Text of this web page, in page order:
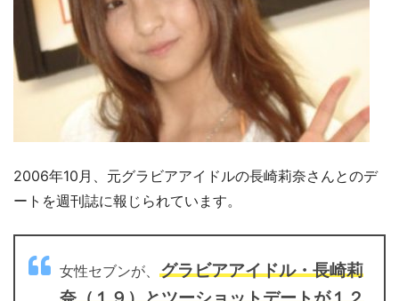
2006年10月、元グラビアアイドルの長崎莉奈さんとのデ
ートを週刊誌に報じられています。
女性セブンが、 グラビアアイドル・長崎莉